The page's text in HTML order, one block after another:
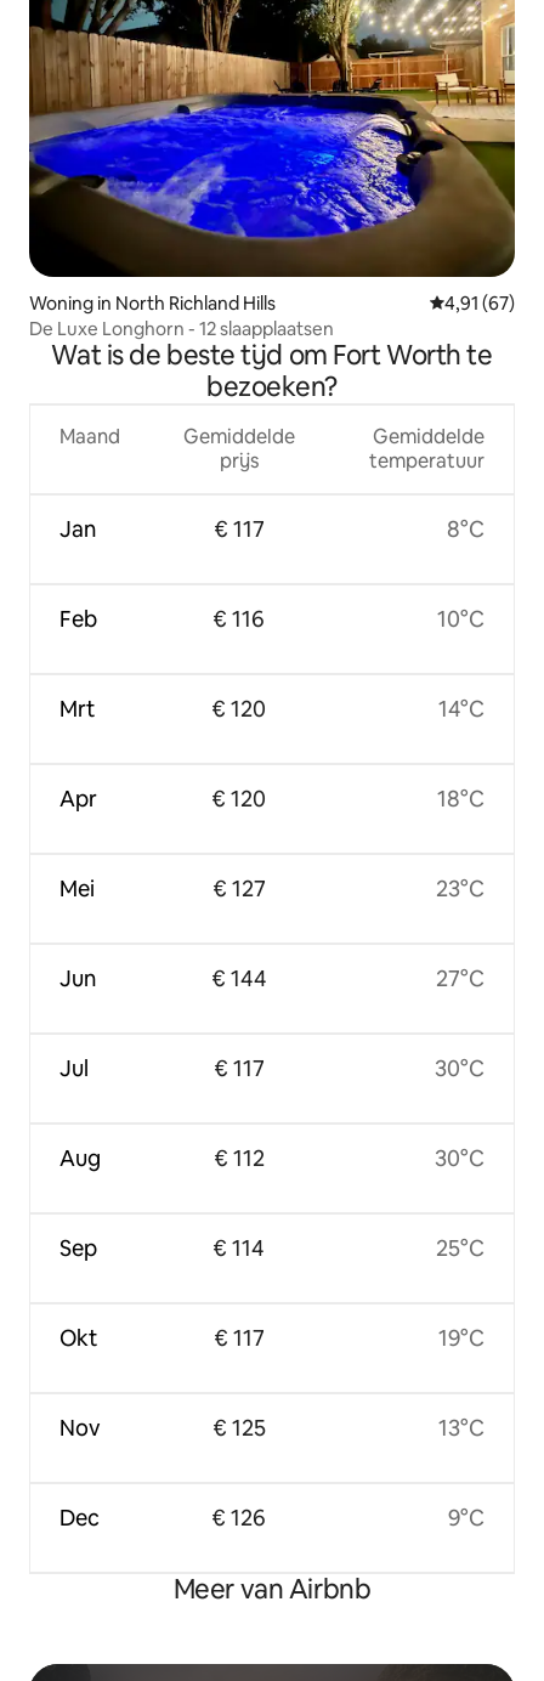
Woning in North Richland Hills Gemiddelde
4,91 (67)
De Luxe Longhorn - 12 slaapplaatsen
Wat is de beste tijd om Fort Worth te
bezoeken?
Maand
Jan
Feb
Mrt
Apr
Mei
Jun
Jul
Aug
Sep
Okt
Nov
Dec
Gemiddelde
prijs
€ 117
€ 116
€ 120
€ 120
€ 127
€ 144
€ 117
€ 112
€ 114
€ 117
€ 125
€ 126
Gemiddelde
temperatuur
8°C
10°C
14°C
18°C
23°C
27°C
30°C
30°C
25°C
19°C
13°C
9°C
Meer van Airbnb